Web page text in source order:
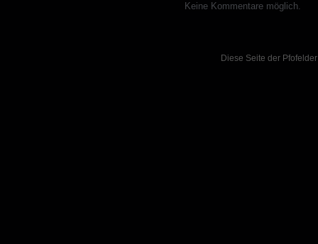
Keine Kommentare möglich.
Diese Seite der